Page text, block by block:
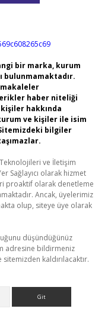
bir marka, kurum
bulunmamaktadır.
makaleler
haber niteliği
hakkında
ve kişiler ile isim
bilgiler
Teknolojileri ve İletişim
Sağlayıcı olarak hizmet
proaktif olarak denetleme
Ancak, üyelerimiz
olup, siteye üye olarak
düşündüğünüz
adresine bildirmeniz
kaldırılacaktır.